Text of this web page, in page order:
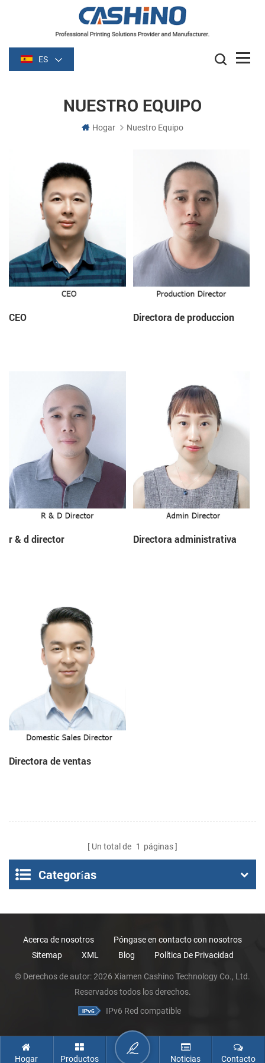
ES
NUESTRO EQUIPO
Hogar Nuestro Equipo
CEO Directora de produccion
r & d director Directora administrativa
Directora de ventas
Un total de 1 páginas
Categorías
Acerca de nosotros
Póngase en contacto con nosotros
Sitemap
XML Blog Política De Privacidad
© Derechos de autor: 2026 Xiamen Cashino Technology Co., Ltd.
Reservados todos los derechos.
IPv6 Red compatible
Hogar Productos Noticias Contacto